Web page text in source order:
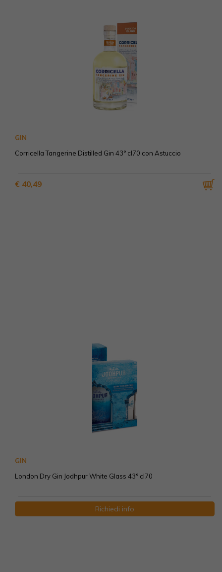
GIN
Corricella Tangerine Distilled Gin 43° cl70 con Astuccio
€ 40,49
GIN
London Dry Gin Jodhpur White Glass 43° cl70
Richiedi info